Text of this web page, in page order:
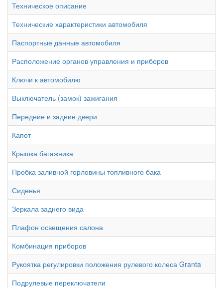
Техническое описание
Технические характеристики автомобиля
Паспортные данные автомобиля
Расположение органов управления и приборов
Ключи к автомобилю
Выключатель (замок) зажигания
Передние и задние двери
Капот
Крышка багажника
Пробка заливной горловины топливного бака
Сиденья
Зеркала заднего вида
Плафон освещения салона
Комбинация приборов
Рукоятка регулировки положения рулевого колеса Granta
Подрулевые переключатели